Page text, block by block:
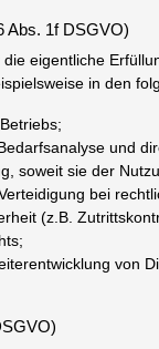
Abs. 1f DSGVO)
eigentliche
in den
und
soweit sie der
bei
(z.B.
von